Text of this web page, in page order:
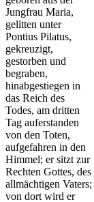
Jungfrau Maria,
gelitten unter
Pontius Pilatus,
gekreuzigt,
gestorben und
begraben,
hinabgestiegen in
das Reich des
Todes, am dritten
Tag auferstanden
von den Toten,
aufgefahren in den
Himmel; er sitzt zur
Rechten Gottes, des
allmächtigen Vaters;
von dort wird er